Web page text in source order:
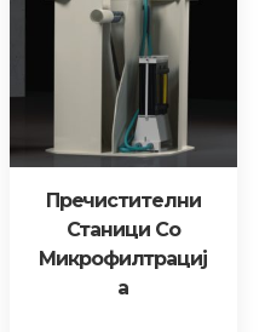
Пречистителни
Станици Со
Микрофилтрациј
А